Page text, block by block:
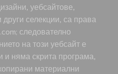
уебсайтове,
селекции, са права
следователно
на този уебсайт е
и няма скрита програма,
материални